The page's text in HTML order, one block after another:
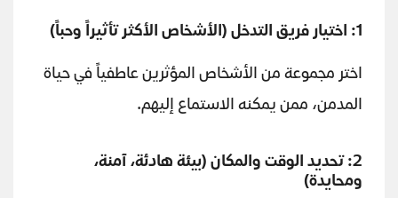
1: اختيار فريق التدخل (الأشخاص الأكثر تأثيراً وحباً)
اختر مجموعة من الأشخاص المؤثرين عاطفياً في حياة
المدمن، ممن يمكنه الاستماع إليهم.
2: تحديد الوقت والمكان (بيئة هادئة، آمنة،
ومحايدة)